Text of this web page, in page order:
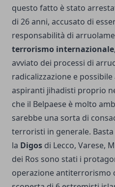
questo fatto è stato
di 26 anni, accusato di
responsabilità di
terrorismo internazionale
avviato dei processi di
radicalizzazione e
aspiranti jihadisti proprio
che il Belpaese è molto
sarebbe una sorta di
terroristi in generale.
la Digos di Lecco, Varese,
dei Ros sono stati i
operazione antiterrorismo